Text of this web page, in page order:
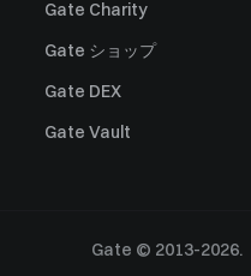
Gate Charity
Gate ショップ
Gate DEX
Gate Vault
Gate © 2013-2026.